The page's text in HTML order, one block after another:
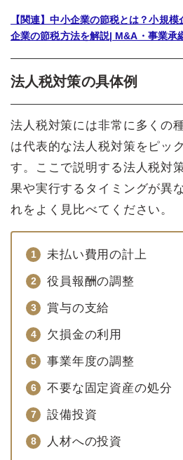
【関連】中小企業の節税とは？小規
企業の節税方法を解説| M&A・事業承
法人税対策の具体例
法人税対策には非常に多くの
は代表的な法人税対策をピッ
す。ここで説明する法人税対
果や実行するタイミングが異
れをよく見比べてください。
未払い費用の計上
役員報酬の調整
賞与の支給
欠損金の利用
事業年度の調整
不要な固定資産の処分
設備投資
人材への投資